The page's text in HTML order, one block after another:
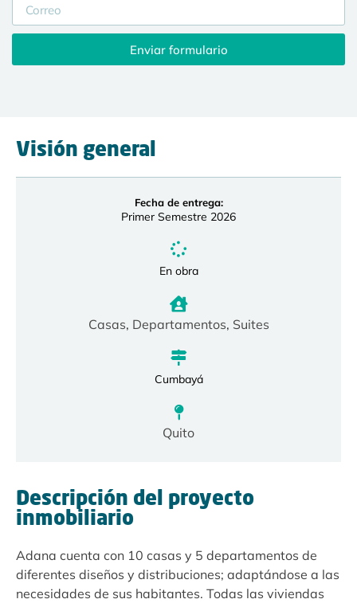
Visión general
Fecha de entrega:
Primer Semestre 2026
En obra
Casas, Departamentos, Suites
Cumbayá
Quito
Descripción del proyecto
inmobiliario
Adana cuenta con 10 casas y 5 departamentos de
diferentes diseños y distribuciones; adaptándose a las
necesidades de sus habitantes. Todas las viviendas
Enviar formulario